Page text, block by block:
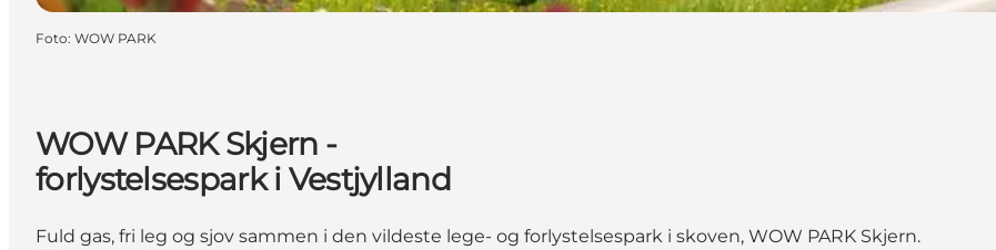
Foto: WOW PARK
WOW PARK Skjern -
forlystelsespark i Vestjylland
Fuld gas, fri leg og sjov sammen i den vildeste lege- og forlystelsespark i skoven, WOW PARK Skjern.